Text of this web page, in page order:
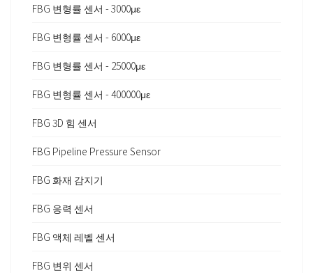
FBG 변형률 센서 - 3000με
FBG 변형률 센서 - 6000με
FBG 변형률 센서 - 25000με
FBG 변형률 센서 - 400000με
FBG 3D 힘 센서
FBG Pipeline Pressure Sensor
FBG 화재 감지기
FBG 응력 센서
FBG 액체 레벨 센서
FBG 변위 센서